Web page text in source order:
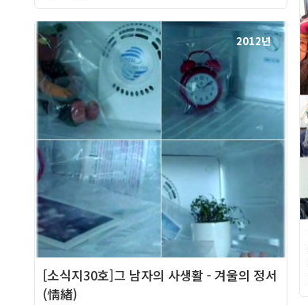
2012년
[소식지30호]그 남자의 사생활 - 겨울의 정서
(情緖)